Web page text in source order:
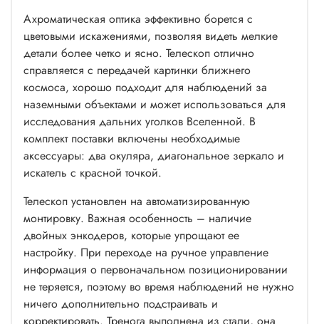
Ахроматическая оптика эффективно борется с
цветовыми искажениями, позволяя видеть мелкие
детали более четко и ясно. Телескоп отлично
справляется с передачей картинки ближнего
космоса, хорошо подходит для наблюдений за
наземными объектами и может использоваться для
исследования дальних уголков Вселенной. В
комплект поставки включены необходимые
аксессуары: два окуляра, диагональное зеркало и
искатель с красной точкой.
Телескоп установлен на автоматизированную
монтировку. Важная особенность – наличие
двойных энкодеров, которые упрощают ее
настройку. При переходе на ручное управление
информация о первоначальном позиционировании
не теряется, поэтому во время наблюдений не нужно
ничего дополнительно подстраивать и